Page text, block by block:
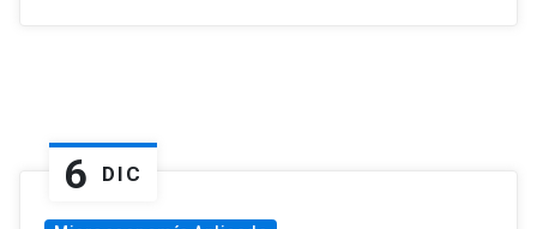
6 DIC